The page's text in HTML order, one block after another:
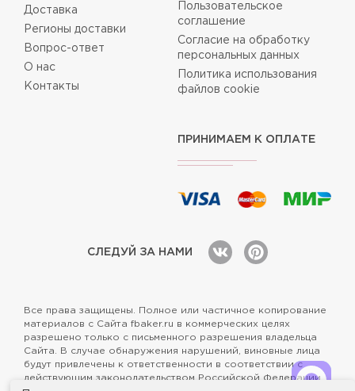
Доставка
Регионы доставки
Вопрос-ответ
О нас
Контакты
Пользовательское
соглашение
Согласие на обработку
персональных данных
Политика использования
файлов cookie
ПРИНИМАЕМ К ОПЛАТЕ
СЛЕДУЙ ЗА НАМИ
Все права защищены. Полное или частичное копирование
материалов с Сайта fbaker.ru в коммерческих целях
разрешено только с письменного разрешения владельца
Сайта. В случае обнаружения нарушений, виновные лица
будут привлечены к ответственности в соответствии с
действующим законодательством Российской Федерации.